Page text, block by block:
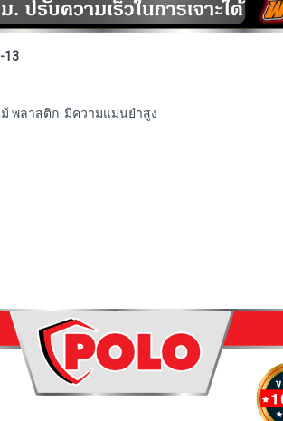
13
พลาสติก มีความแม่นยำสูง